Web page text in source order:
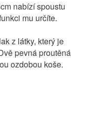
nabízí spoustu
mu určíte.
z látky, který je
pevná proutěná
ozdobou koše.